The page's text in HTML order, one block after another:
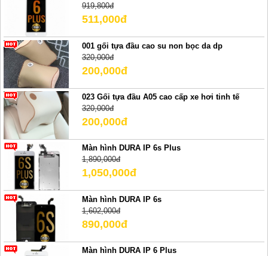
919,800đ
511,000đ
001 gối tựa đầu cao su non bọc da dp
320,000đ
200,000đ
023 Gối tựa đầu A05 cao cấp xe hơi tinh tế
320,000đ
200,000đ
Màn hình DURA IP 6s Plus
1,890,000đ
1,050,000đ
Màn hình DURA IP 6s
1,602,000đ
890,000đ
Màn hình DURA IP 6 Plus